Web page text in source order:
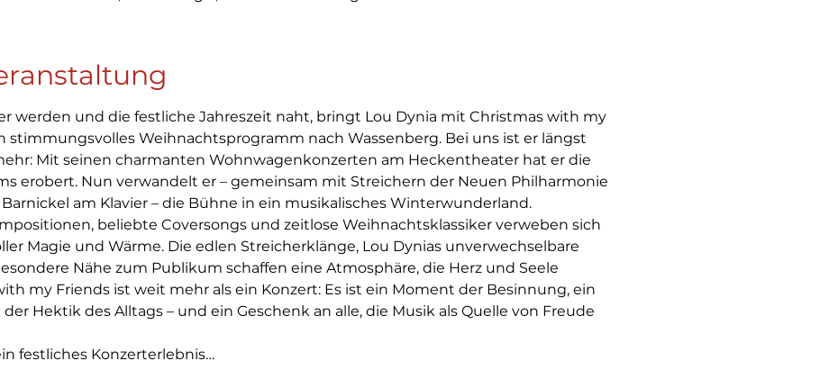
werden und die festliche Jahreszeit naht, bringt Lou Dynia mit Christmas with my
stimmungsvolles Weihnachtsprogramm nach Wassenberg. Bei uns ist er längst
Mit seinen charmanten Wohnwagenkonzerten am Heckentheater hat er die
erobert. Nun verwandelt er – gemeinsam mit Streichern der Neuen Philharmonie
Barnickel am Klavier – die Bühne in ein musikalisches Winterwunderland.
beliebte Coversongs und zeitlose Weihnachtsklassiker verweben sich
Magie und Wärme. Die edlen Streicherklänge, Lou Dynias unverwechselbare
Nähe zum Publikum schaffen eine Atmosphäre, die Herz und Seele
my Friends ist weit mehr als ein Konzert: Es ist ein Moment der Besinnung, ein
Hektik des Alltags – und ein Geschenk an alle, die Musik als Quelle von Freude
festliches Konzerterlebnis…